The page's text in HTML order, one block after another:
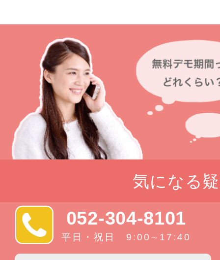
気になる
052-304-8101
平日・祝日 9:00∼17:40